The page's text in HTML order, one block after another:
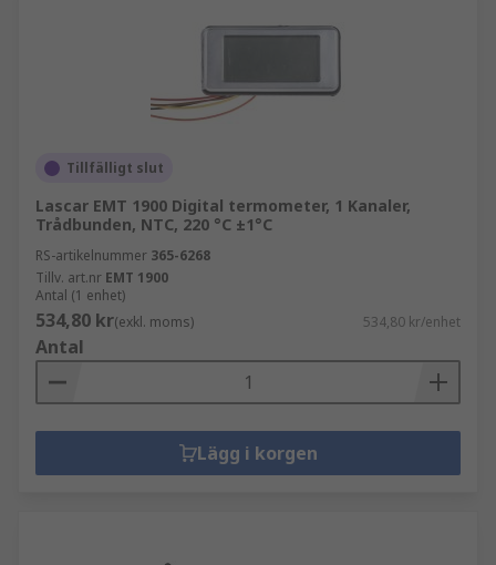
Tillfälligt slut
Lascar EMT 1900 Digital termometer, 1 Kanaler,
Trådbunden, NTC, 220 °C ±1°C
RS-artikelnummer 365-6268
Tillv. art.nr EMT 1900
Antal (1 enhet)
534,80 kr(exkl. moms) 534,80 kr/enhet
Antal
Lägg i korgen